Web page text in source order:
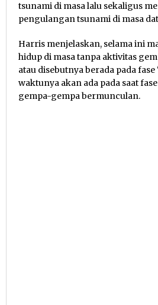
tsunami di masa lalu sekaligus
pengulangan tsunami di masa
Harris menjelaskan, selama ini
hidup di masa tanpa aktivitas
atau disebutnya berada pada fase
waktunya akan ada pada saat
gempa-gempa bermunculan.